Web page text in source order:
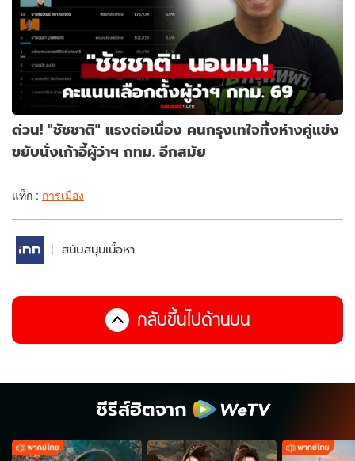
ด่วน! "ชัชชาติ" แรงต่อเนื่อง คนกรุงเทใจทิ้งห่างคู่แข่ง
ขยับนั่งเก้าอี้ผู้ว่าฯ กทม. อีกสมัย
แท็ก : การเมือง
สนับสนุนเนื้อหา
กลับขึ้นไปด้านบน
ซีรีส์ฮิตจาก